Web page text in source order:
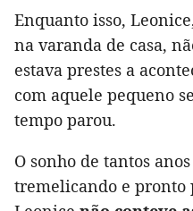
Enquanto isso,
na varanda de casa,
estava prestes a
com aquele pequeno
tempo parou.
O sonho de tantos
tremelicando e pronto